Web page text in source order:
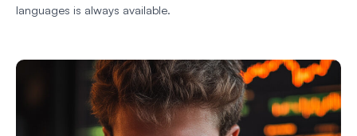
languages is always available.